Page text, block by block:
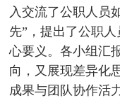
入交流了公职人员
先”，提出了公职
心要义。各小组汇
向，又展现差异化
成果与团队协作活